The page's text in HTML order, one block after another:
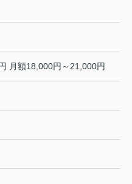
月額18,000円～21,000円